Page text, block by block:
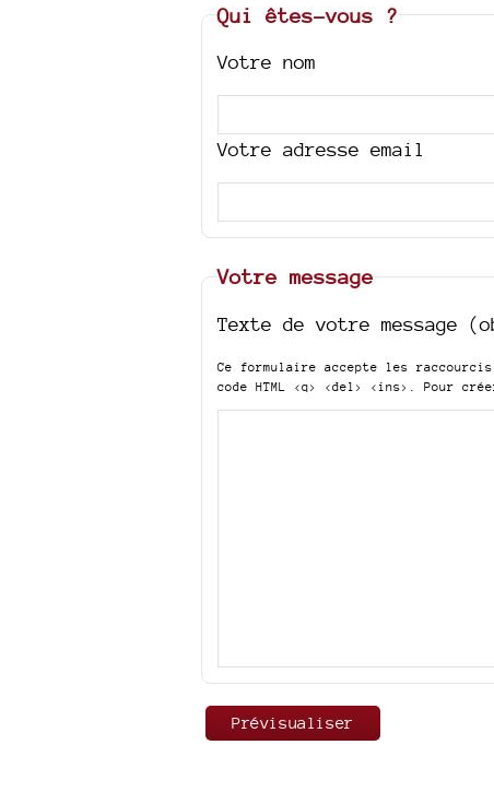
Qui êtes-vous ?
Votre nom
Votre adresse email
Votre message
Texte de votre message
Ce formulaire accepte les raccourcis
code HTML <q> <del> <ins> . Pour